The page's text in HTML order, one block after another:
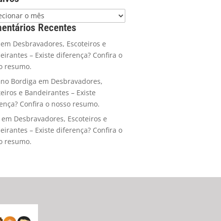
Recentes
em Desbravadores, Escoteiros e
– Existe diferença? Confira o
resumo.
Bordiga em Desbravadores,
e Bandeirantes – Existe
Confira o nosso resumo.
em Desbravadores, Escoteiros e
– Existe diferença? Confira o
resumo.